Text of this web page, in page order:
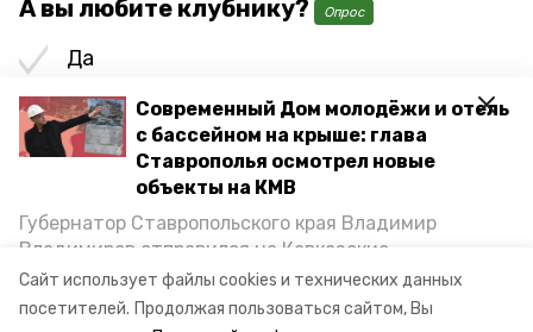
Сайт использует файлы cookies и технических данных
посетителей. Продолжая пользоваться сайтом, Вы
Современный Дом молодёжи и отель
с бассейном на крыше: глава
Ставрополья осмотрел новые
объекты на КМВ
Губернатор Ставропольского края Владимир
Владимиров отправился на Кавказские
Минеральные Воды, чтобы проинспектировать
строительство объектов в Кисловодске и
А вы любите клубнику? Опрос
Да
Нет
клубника новости кисловодска
кисловодск евгений моисеев
вкусы россии вкусы россии 2022